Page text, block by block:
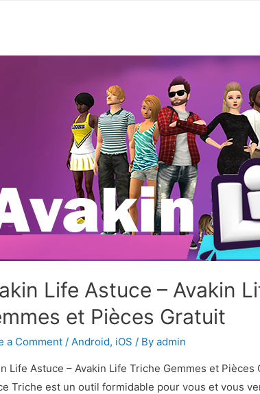
Life Astuce – Avakin
et Pièces Gratuit
a Comment / Android, iOS / Byadmin
Life Astuce – Avakin Life Triche Gemmes et
Triche est un outil formidable pour vous et vous